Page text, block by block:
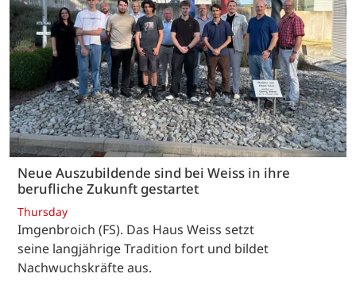
Neue Auszubildende sind bei Weiss in ihre
berufliche Zukunft gestartet
Thursday
Imgenbroich (FS). Das Haus Weiss setzt
seine langjährige Tradition fort und bildet
Nachwuchskräfte aus.